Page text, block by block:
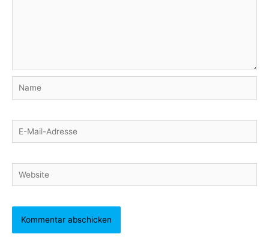
Name
E-
Mail-
Website